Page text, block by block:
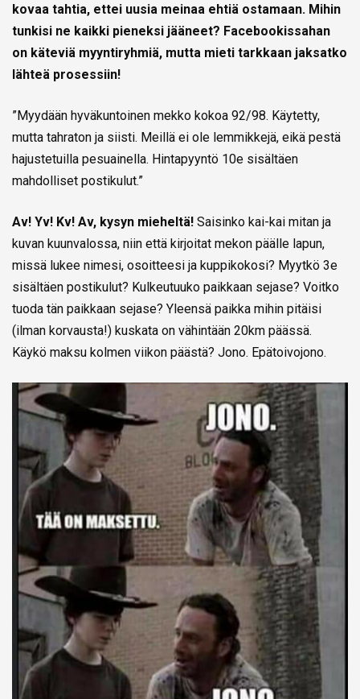
kovaa tahtia, ettei uusia meinaa ehtiä ostamaan. Mihin
tunkisi ne kaikki pieneksi jääneet? Facebookissahan
on käteviä myyntiryhmiä, mutta mieti tarkkaan jaksatko
lähteä prosessiin!
”Myydään hyväkuntoinen mekko kokoa 92/98. Käytetty,
mutta tahraton ja siisti. Meillä ei ole lemmikkejä, eikä pestä
hajustetuilla pesuainella. Hintapyyntö 10e sisältäen
mahdolliset postikulut.”
Av! Yv! Kv! Av, kysyn mieheltä! Saisinko kai-kai mitan ja
kuvan kuunvalossa, niin että kirjoitat mekon päälle lapun,
missä lukee nimesi, osoitteesi ja kuppikokosi? Myytkö 3e
sisältäen postikulut? Kulkeutuuko paikkaan sejase? Voitko
tuoda tän paikkaan sejase? Yleensä paikka mihin pitäisi
(ilman korvausta!) kuskata on vähintään 20km päässä.
Käykö maksu kolmen viikon päästä? Jono. Epätoivojono.